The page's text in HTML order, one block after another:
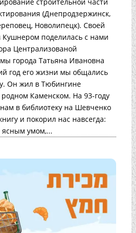
(Днепродзержинск,
Новолипецк). Своей
поделилась с нами
Централизованой
города Татьяна Ивановна
год его жизни мы общались
Он жил в Тюбингине
Каменском. На 93-году
в библиотеку на Шевченко
и покорил нас навсегда:
ясным умом,...